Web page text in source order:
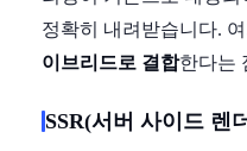
정확히 내려받습니다.
이브리드로 결합한다는
SSR(서버 사이드 렌